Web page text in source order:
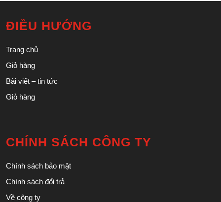
ĐIỀU HƯỚNG
Trang chủ
Giỏ hàng
Bài viết – tin tức
Giỏ hàng
CHÍNH SÁCH CÔNG TY
Chính sách bảo mật
Chính sách đổi trả
Về công ty